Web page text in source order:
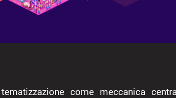
come meccanica